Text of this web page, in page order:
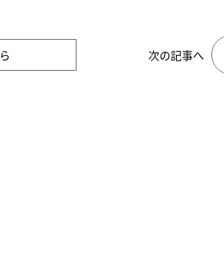
次の記事へ